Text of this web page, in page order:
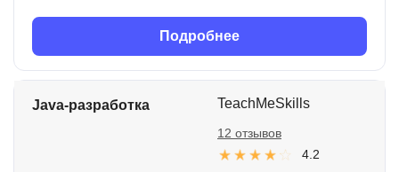
Подробнее
Java-разработка TeachMeSkills
4.2
12 отзывов